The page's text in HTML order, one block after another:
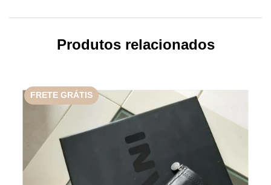
Produtos relacionados
FRETE GRÁTIS